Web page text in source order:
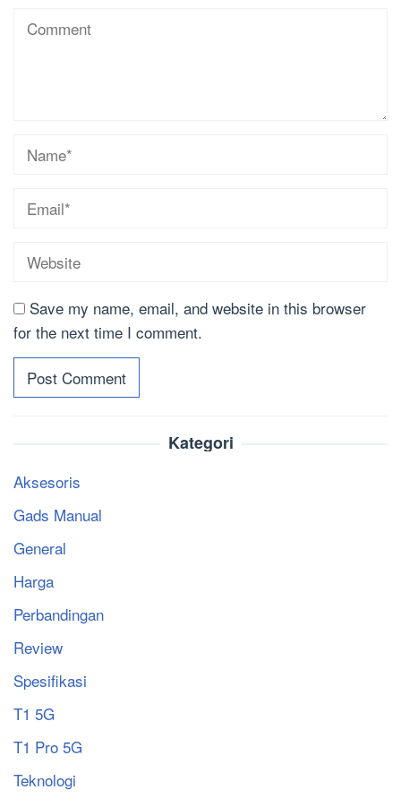
Save my name, email, and website in this browser
for the next time I comment.
Kategori
Aksesoris
Gads Manual
General
Harga
Perbandingan
Review
Spesifikasi
T1 5G
T1 Pro 5G
Teknologi